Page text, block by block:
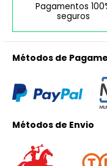
Pagamentos
seguros
Métodos de
Métodos de Envio